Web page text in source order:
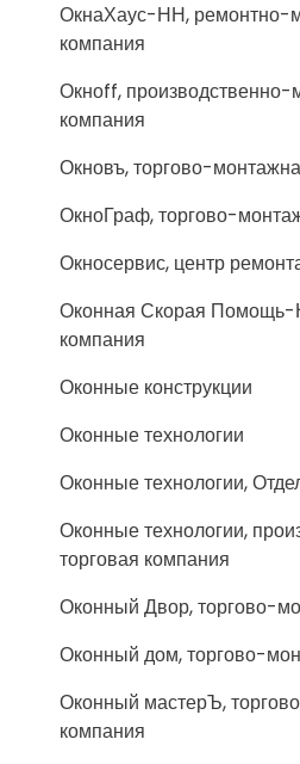
ОкнаХаус-НН, ремонтно-
компания
Окноff, производственно-
компания
Окновъ, торгово-
ОкноГраф, торгово-
Окносервис, центр
Оконная Скорая Помощь-
компания
Оконные конструкции
Оконные технологии
Оконные технологии,
Оконные технологии,
торговая компания
Оконный Двор, торгово-
Оконный дом, торгово-
Оконный мастерЪ,
компания